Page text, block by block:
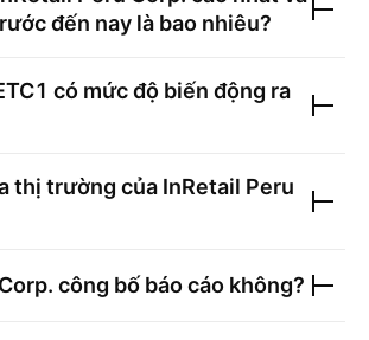
đến nay là bao nhiêu?
có mức độ biến động ra
thị trường của InRetail Peru
công bố báo cáo không?